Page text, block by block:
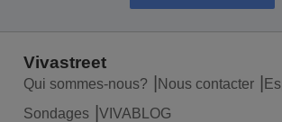
Vivastreet
Qui sommes-nous? Nous contacter
Sondages
VIVABLOG